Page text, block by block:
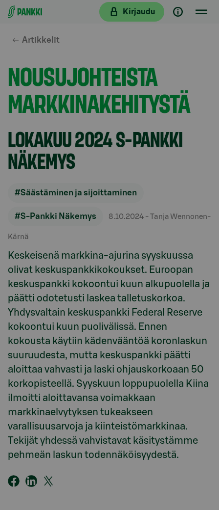
Siirry suoraan sisältöön
Kirjaudu
Artikkelit
NOUSUJOHTEISTA
MARKKINAKEHITYSTÄ
LOKAKUU 2024 S-PANKKI
NÄKEMYS
#Säästäminen ja sijoittaminen
#S-Pankki Näkemys 8.10.2024 - Tanja Wennonen-
Kärnä
Keskeisenä markkina-ajurina syyskuussa
olivat keskuspankkikokoukset. Euroopan
keskuspankki kokoontui kuun alkupuolella ja
päätti odotetusti laskea talletuskorkoa.
Yhdysvaltain keskuspankki Federal Reserve
kokoontui kuun puolivälissä. Ennen
kokousta käytiin kädenvääntöä koronlaskun
suuruudesta, mutta keskuspankki päätti
aloittaa vahvasti ja laski ohjauskorkoaan 50
korkopisteellä. Syyskuun loppupuolella Kiina
ilmoitti aloittavansa voimakkaan
markkinaelvytyksen tukeakseen
varallisuusarvoja ja kiinteistömarkkinaa.
Tekijät yhdessä vahvistavat käsitystämme
pehmeän laskun todennäköisyydestä.